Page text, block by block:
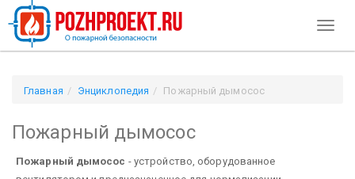
Главная Энциклопедия Пожарный дымосос
Пожарный дымосос
Пожарный дымосос - устройство, оборудованное